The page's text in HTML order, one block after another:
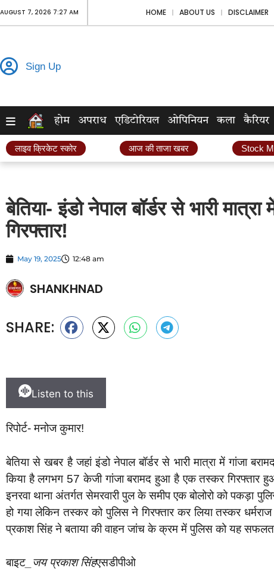
AUGUST 7, 2026 7:27 AM HOME ABOUT US DISCLAIMER
Sign Up
होम अपराध एडिटोरियल ओपिनियन कला कैरियर
लाइव क्रिकेट स्कोर आज की ताजा खबर Stock
बेतिया- इंडो नेपाल बॉर्डर से भारी
गिरफ्तार!
May 19, 2025 12:48 am
SHANKHNAD
SHARE:
Listen to this
रिपोर्ट- मनोज कुमार!
बेतिया से खबर है जहां इंडो नेपाल बॉर्डर से भारी मात्रा में गांजा
किया है लगभग 57 केजी गांजा बरामद हुआ है एक तस्कर गिरफ्तार
इनरवा थाना अंतर्गत सेमरवारी पुल के समीप एक बोलोरो को पकड़ा
हो गया लेकिन तस्कर को पुलिस ने गिरफ्तार कर लिया तस्कर
प्रकाश सिंह ने बताया की वाहन जांच के क्रम में पुलिस को यह
बाइट _जय प्रकाश सिंहएसडीपीओ